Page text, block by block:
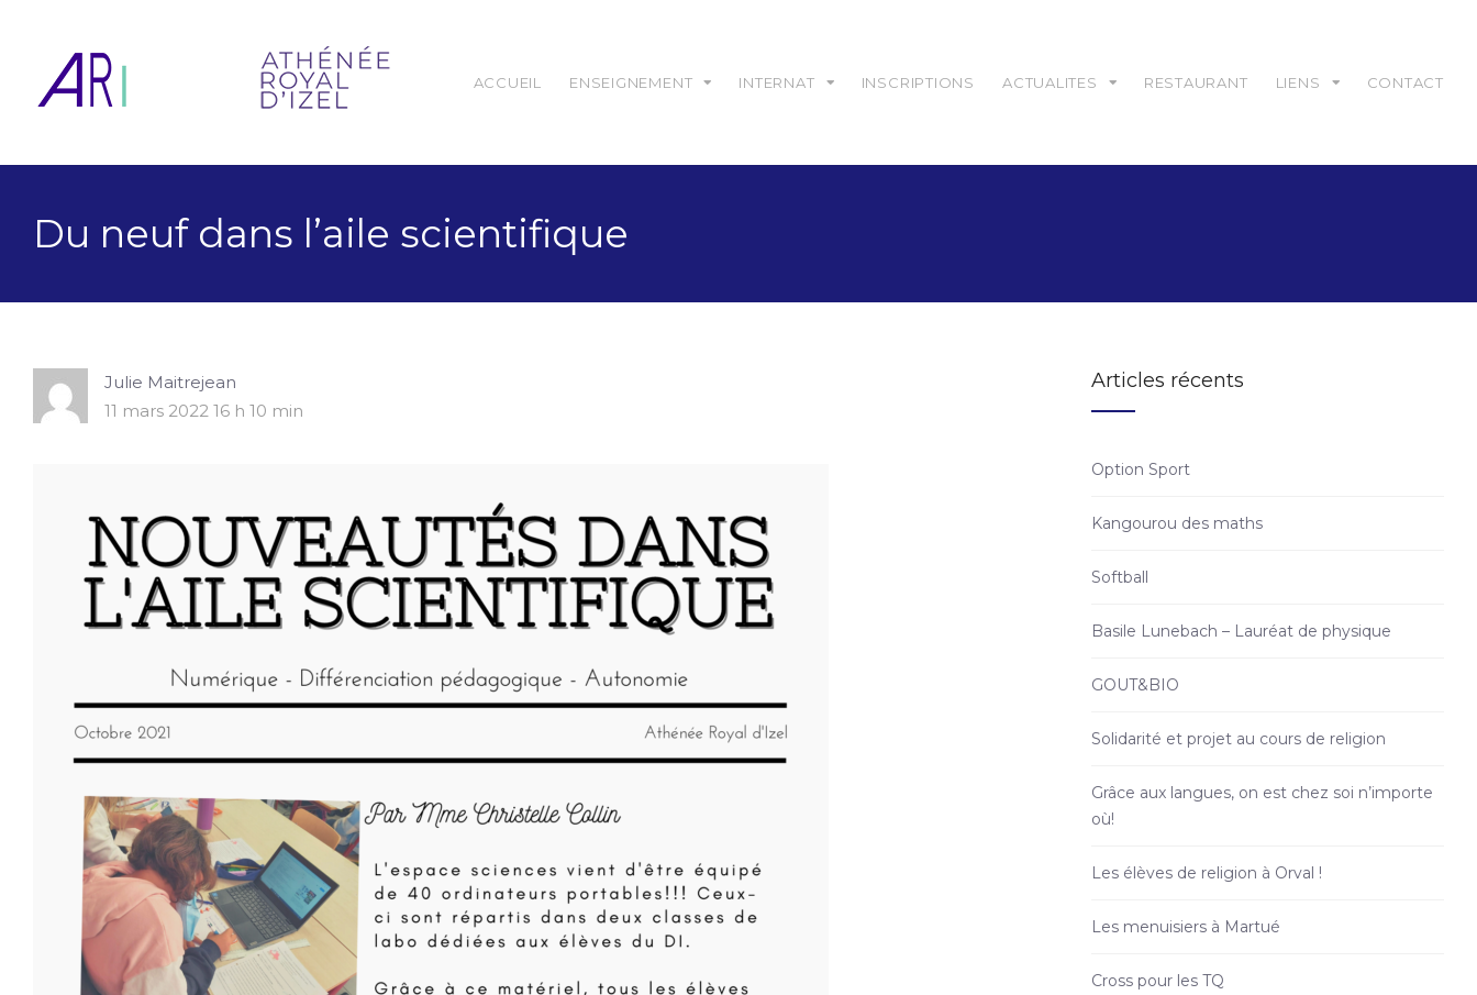
ACCUEIL ENSEIGNEMENT INTERNAT INSCRIPTIONS ACTUALITES RESTAURANT LIENS CONTACT
Du neuf dans l’aile scientifique
Julie Maitrejean
11 mars 2022 16 h 10 min
Articles récents
Option Sport
Kangourou des maths
Softball
Basile Lunebach – Lauréat de physique
GOUT&BIO
Solidarité et projet au cours de religion
Grâce aux langues, on est chez soi n’importe
où!
Les élèves de religion à Orval !
Les menuisiers à Martué
Cross pour les TQ